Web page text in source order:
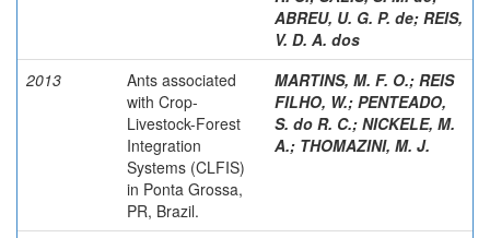
ABREU, U. G. P. de; REIS,
V. D. A. dos
2013
Ants associated
with Crop-
Livestock-Forest
Integration
Systems (CLFIS)
in Ponta Grossa,
PR, Brazil.
MARTINS, M. F. O.; REIS
FILHO, W.; PENTEADO,
S. do R. C.; NICKELE, M.
A.; THOMAZINI, M. J.